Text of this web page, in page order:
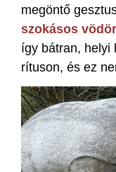
megöntő
szokásos
így bátran, helyi
rítuson, és ez